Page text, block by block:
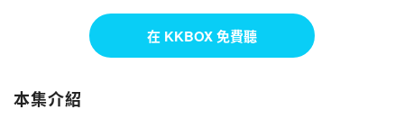
在 KKBOX 免費聽
本集介紹